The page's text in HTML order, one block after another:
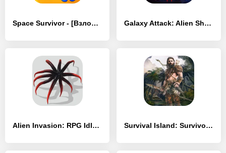
Space Survivor - [Взлом/МОД Много денег] Galaxy Attack: Alien Shooting - [Взлом/МОД Бесконечные деньги]
Alien Invasion: RPG Idle Space - [Взлом/МОД Бесконечные деньги] Survival Island: Survivor EVO - [Взлом/МОД Все открыто]